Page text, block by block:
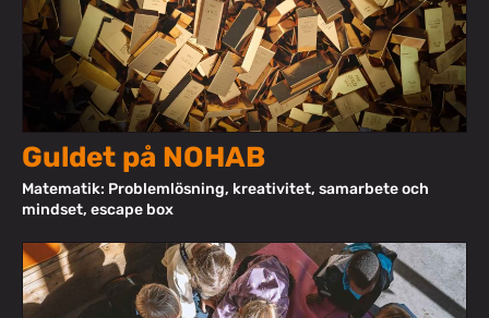
Guldet på NOHAB
Matematik: Problemlösning, kreativitet, samarbete och
mindset, escape box